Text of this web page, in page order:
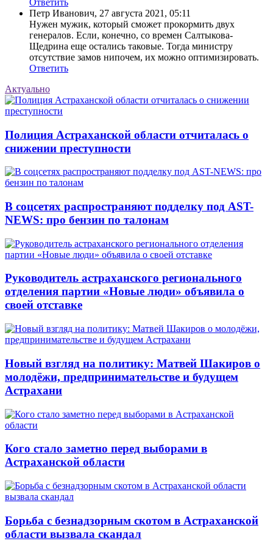
Петр Иванович, 27 августа 2021, 05:11
Нужен мужик, который сможет прокормить двух
генералов. Если, конечно, со времен Салтыкова-
Щедрина еще остались таковые. Тогда министру
отсутствие замов нипочем, их можно оптимизировать.
Ответить
Актуально
Полиция Астраханской области отчиталась о
снижении преступности
В соцсетях распространяют подделку под AST-
NEWS: про бензин по талонам
Руководитель астраханского регионального
отделения партии «Новые люди» объявила о
своей отставке
Новый взгляд на политику: Матвей Шакиров о
молодёжи, предпринимательстве и будущем
Астрахани
Кого стало заметно перед выборами в
Астраханской области
Борьба с безнадзорным скотом в Астраханской
области вызвала скандал